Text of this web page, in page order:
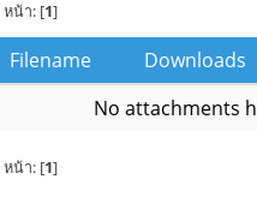
หน้า: [1]
Filename Downloads
No attachments
หน้า: [1]